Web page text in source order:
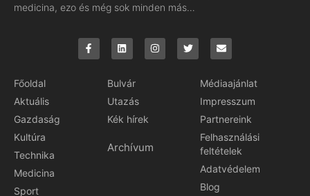
medicina, ezo és még sok minden más…
Főoldal
Aktuális
Gazdaság
Kultúra
Technika
Medicina
Sport
Bulvár
Utazás
Kék hírek
Archívum
Médiaajánlat
Impresszum
Partnereink
Felhasználási
feltételek
Adatvédelem
Blog